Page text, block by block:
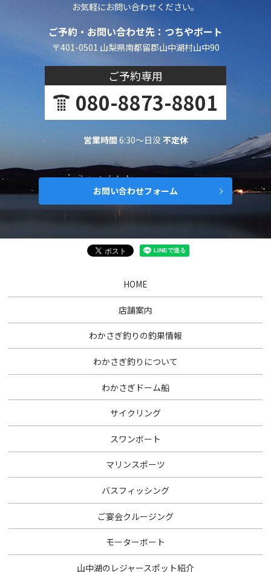
お気軽にお問い合わせください。
ご予約・お問い合わせ先：つちやボート
〒401-0501 山梨県南都留郡山中湖村山中90
ご予約専用
080-8873-8801
営業時間 6:30～日没 不定休
お問い合わせフォーム
HOME
店舗案内
わかさぎ釣りの釣果情報
わかさぎ釣りについて
わかさぎドーム船
サイクリング
スワンボート
マリンスポーツ
バスフィッシング
ご宴会クルージング
モーターボート
山中湖のレジャースポット紹介